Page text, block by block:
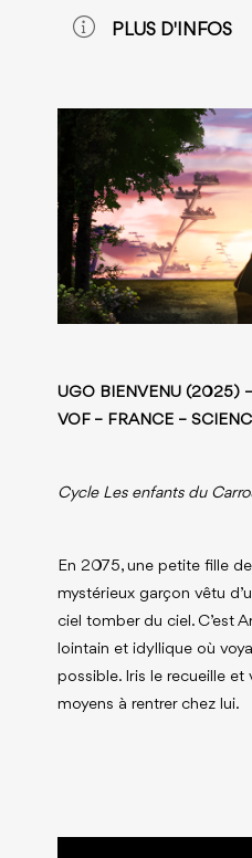
PLUS D'INFOS
UGO BIENVENU (2025)
VOF – FRANCE –
Cycle Les enfants du
En 2075, une petite fille
mystérieux garçon vêtu
ciel tomber du ciel. C’est
lointain et idyllique où
possible. Iris le recueille et
moyens à rentrer chez lui.